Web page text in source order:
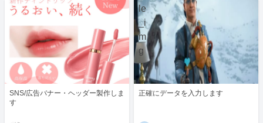
SNS/広告バナー・ヘッダー製作しま
す
正確にデータを入力します